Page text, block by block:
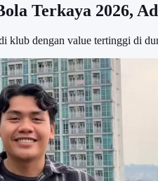
Terkaya 2026,
klub dengan value tertinggi di